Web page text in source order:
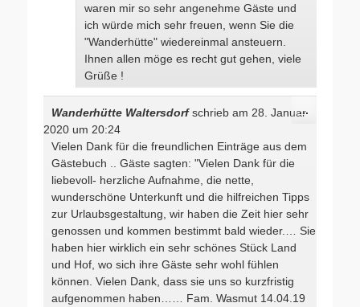
waren mir so sehr angenehme Gäste und
ich würde mich sehr freuen, wenn Sie die
"Wanderhütte" wiedereinmal ansteuern.
Ihnen allen möge es recht gut gehen, viele
Grüße !
Wanderhütte Waltersdorf schrieb am 28. Januar
2020 um 20:24
Vielen Dank für die freundlichen Einträge aus dem
Gästebuch .. Gäste sagten: "Vielen Dank für die
liebevoll- herzliche Aufnahme, die nette,
wunderschöne Unterkunft und die hilfreichen Tipps
zur Urlaubsgestaltung, wir haben die Zeit hier sehr
genossen und kommen bestimmt bald wieder.… Sie
haben hier wirklich ein sehr schönes Stück Land
und Hof, wo sich ihre Gäste sehr wohl fühlen
können. Vielen Dank, dass sie uns so kurzfristig
aufgenommen haben…… Fam. Wasmut 14.04.19
...